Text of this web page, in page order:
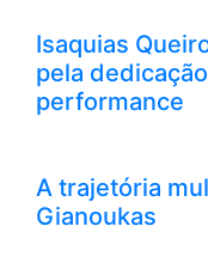
Isaquias
pela
performance
A trajetória
Gianoukas